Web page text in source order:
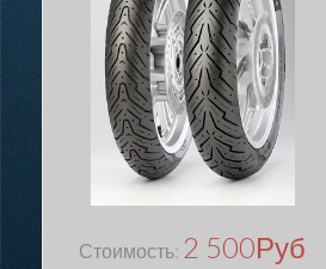
Стоимость: 2 500Руб